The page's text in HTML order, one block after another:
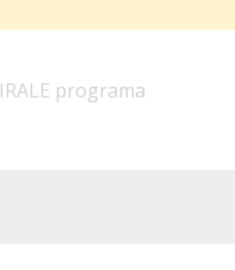
IRALE programa